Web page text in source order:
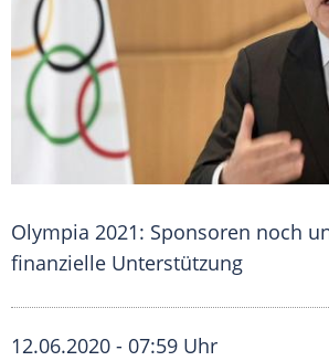
Olympia 2021: Sponsoren noch
finanzielle Unterstützung
12.06.2020 - 07:59 Uhr